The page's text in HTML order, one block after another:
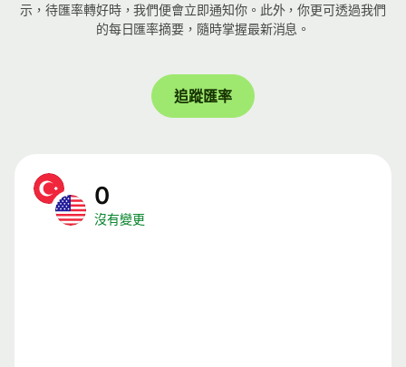
示，待匯率轉好時，我們便會立即通知你。此外，你更可透過我們
的每日匯率摘要，隨時掌握最新消息。
追蹤匯率
0
沒有變更